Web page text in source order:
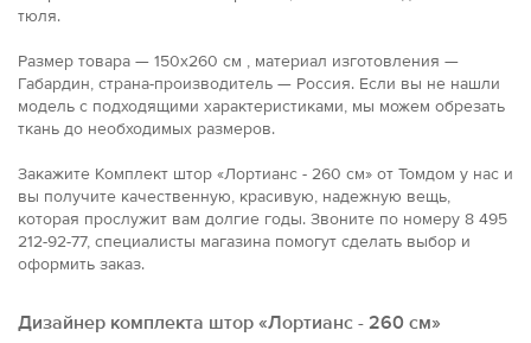
тюля.
Размер товара — 150x260 см , материал изготовления —
Габардин, страна-производитель — Россия. Если вы не нашли
модель с подходящими характеристиками, мы можем обрезать
ткань до необходимых размеров.
Закажите Комплект штор «Лортианс - 260 см» от Томдом у нас и
вы получите качественную, красивую, надежную вещь,
которая прослужит вам долгие годы. Звоните по номеру 8 495
212-92-77, специалисты магазина помогут сделать выбор и
оформить заказ.
Дизайнер комплекта штор «Лортианс - 260 см»